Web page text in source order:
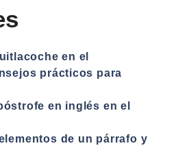
en el
prácticos para
en inglés en el
de un párrafo y